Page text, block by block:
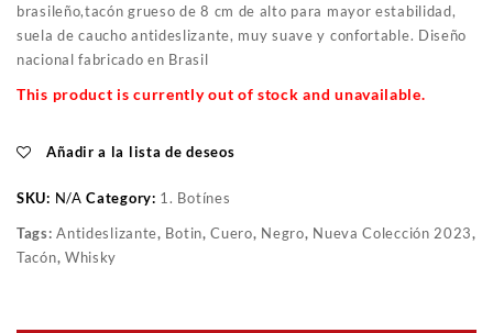
brasileño,tacón grueso de 8 cm de alto para mayor estabilidad,
suela de caucho antideslizante, muy suave y confortable. Diseño
nacional fabricado en Brasil
This product is currently out of stock and unavailable.
Añadir a la lista de deseos
SKU: N/A Category: 1. Botínes
Tags:Antideslizante, Botin,Cuero, Negro, Nueva Colección 2023,
Tacón, Whisky